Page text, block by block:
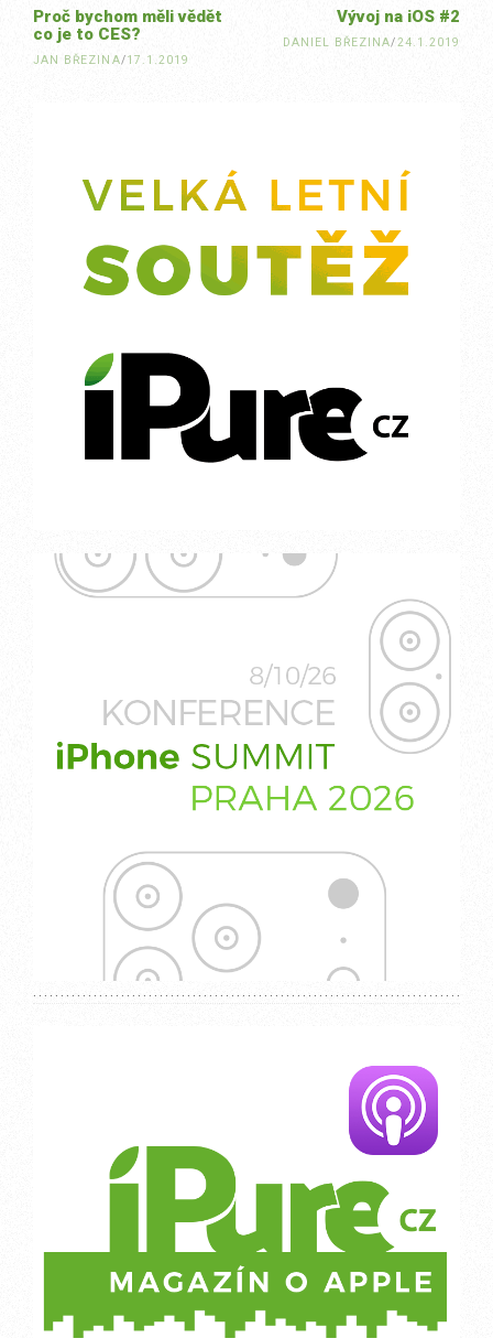
Vývoj na iOS #2
DANIEL BŘEZINA/24.1.2019
Proč bychom měli vědět
co je to CES?
JAN BŘEZINA/17.1.2019